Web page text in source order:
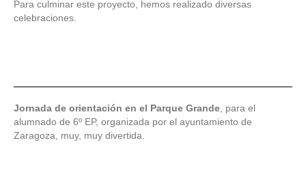
Para culminar este proyecto, hemos realizado diversas
celebraciones.
Jornada de orientación en el Parque Grande , para el
alumnado de 6º EP, organizada por el ayuntamiento de
Zaragoza, muy, muy divertida.